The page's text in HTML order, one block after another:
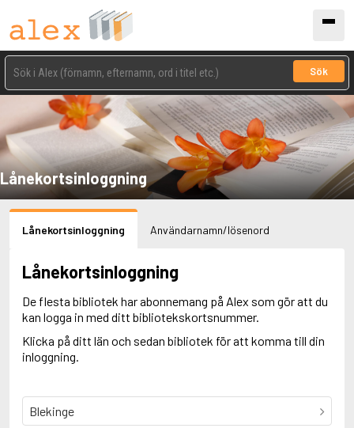
Sök
Lånekortsinloggning
Lånekortsinloggning Användarnamn/lösenord
Lånekortsinloggning
De flesta bibliotek har abonnemang på Alex som gör att du
kan logga in med ditt bibliotekskortsnummer.
Klicka på ditt län och sedan bibliotek för att komma till din
inloggning.
Blekinge